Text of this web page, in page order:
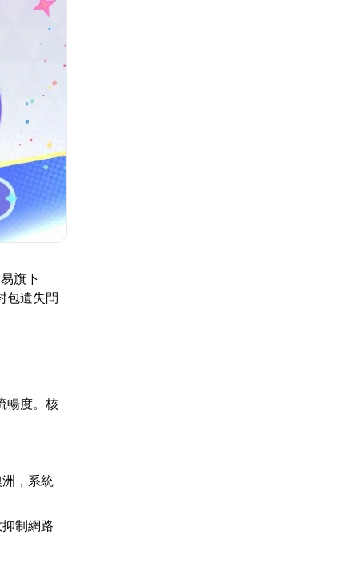
旗下
包遺失問
暢度。核
，系統
制網路